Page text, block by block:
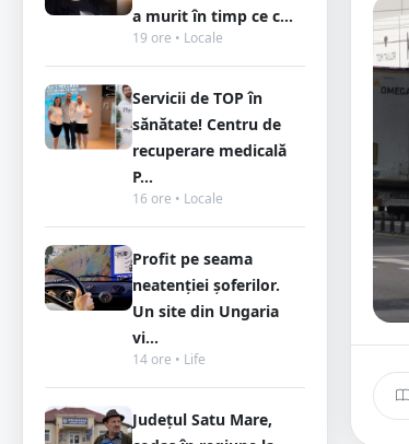
a murit în timp ce c...
19 ore • Locale
Servicii de TOP în
sănătate! Centru de
recuperare medicală
P...
16 ore • Locale
Profit pe seama
neatenției șoferilor.
Un site din Ungaria
vi...
14 ore • Life
Județul Satu Mare,